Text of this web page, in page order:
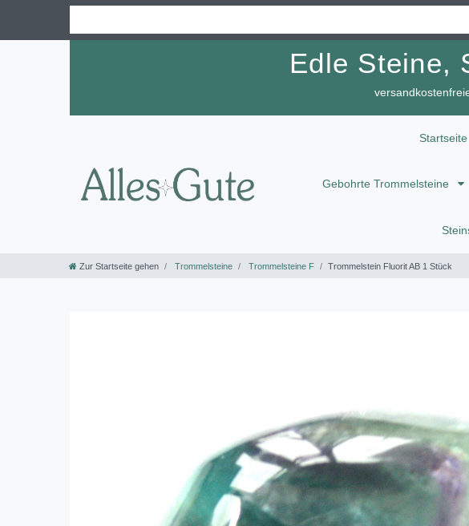
Edle Steine,
Startseite
Gebohrte Trommelsteine
Zur Startseite gehen Trommelsteine Trommelsteine F Trommelstein Fluorit AB 1 Stück